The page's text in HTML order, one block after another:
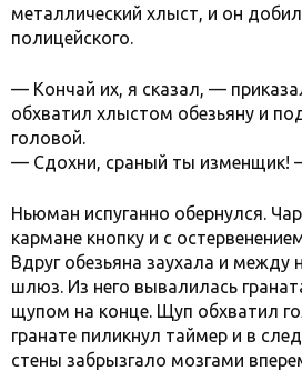
металлический хлыст, и он
полицейского.
— Кончай их, я сказал, —
обхватил хлыстом обезьяну и
головой.
— Сдохни, сраный ты изменщик! –
Ньюман испуганно обернулся.
кармане кнопку и с
Вдруг обезьяна заухала и между
шлюз. Из него вывалилась
щупом на конце. Щуп обхватил
гранате пиликнул таймер и в
стены забрызгало мозгами